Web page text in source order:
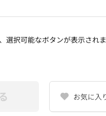
選択可能なボタンが表示され
お気に入